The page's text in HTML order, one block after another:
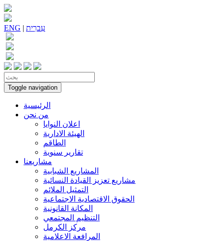
ENG | עִברִית
Toggle navigation
الرئيسية
من نحن
اعلان النوايا
الهيئة الادارية
الطاقم
تقارير سنوية
مشاريعنا
المشاريع الشبابية
مشاريع تعزيز القيادة النسائية
التمثيل الملائم
الحقوق الاقتصادية الاجتماعية
المكانة القانونية
التنظيم المجتمعي
مركز الكرمل
المرافعة الاعلامية